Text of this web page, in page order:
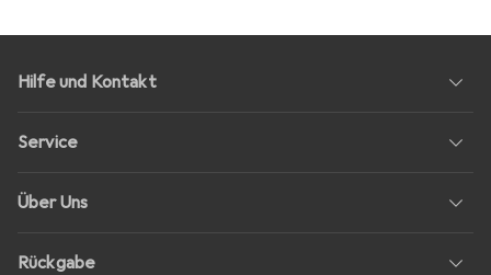
Hilfe und Kontakt
Service
Über Uns
Rückgabe